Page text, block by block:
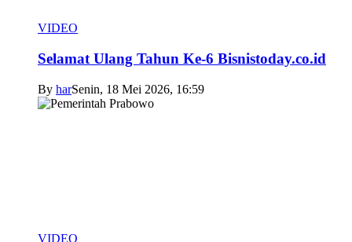
VIDEO
Selamat Ulang Tahun Ke-6 Bisnistoday.co.id
By harSenin, 18 Mei 2026, 16:59
VIDEO